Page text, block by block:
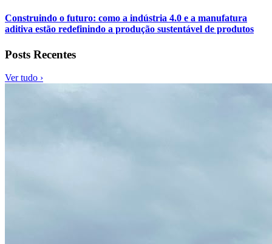
Construindo o futuro: como a indústria 4.0 e a manufatura
aditiva estão redefinindo a produção sustentável de produtos
Posts Recentes
Ver tudo ›